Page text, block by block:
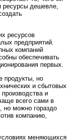
ресурсы дешевле,
ресурсов
предприятий.
компаний
обеспечивать
первых.
продукты, но
и сбытовых
и
всего сами в
но можно гораздо
компанию,
меняющихся